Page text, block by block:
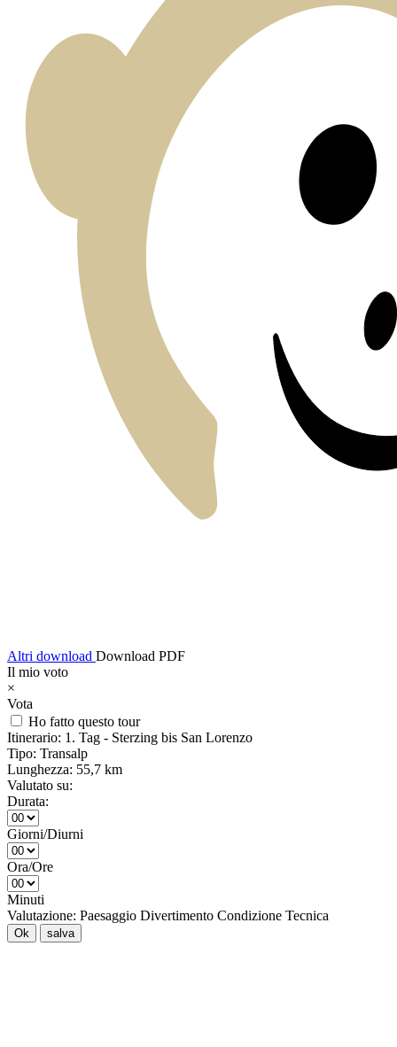
Altri download Download PDF
Il mio voto
×
Vota
Ho fatto questo tour
Itinerario: 1. Tag - Sterzing bis San Lorenzo
Tipo: Transalp
Lunghezza: 55,7 km
Valutato su:
Durata:
Giorni/Diurni
Ora/Ore
Minuti
Valutazione: Paesaggio Divertimento Condizione Tecnica
Ok salva